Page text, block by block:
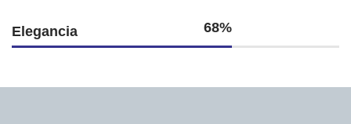
Elegancia 74%